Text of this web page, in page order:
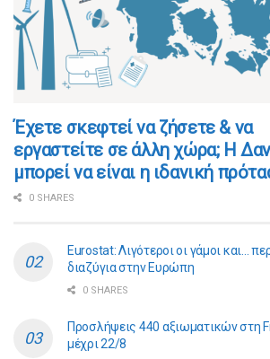
​​Έχετε σκεφτεί να ζήσετε & να
εργαστείτε σε άλλη χώρα; Η
μπορεί να είναι η ιδανική
0 SHARES
Eurostat: Λιγότεροι οι γάμοι και…
διαζύγια στην Ευρώπη
0 SHARES
Προσλήψεις 440 αξιωματικών στη
μέχρι 22/8